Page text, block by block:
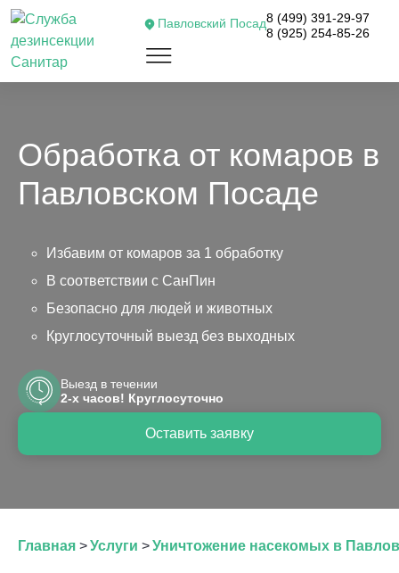
Павловский Посад8 (499) 391-29-97
8 (925) 254-85-26
Обработка от комаров в
Павловском Посаде
Избавим от комаров за 1 обработку
В соответствии с СанПин
Безопасно для людей и животных
Круглосуточный выезд без выходных
Оставить заявку
Выезд в течении
2-х часов! Круглосуточно
Главная >Услуги >Уничтожение насекомых в